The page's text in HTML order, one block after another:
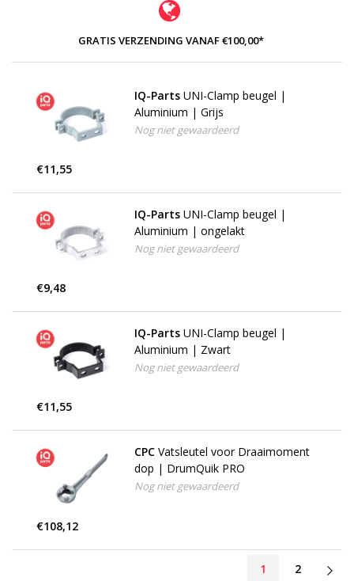
GRATIS VERZENDING VANAF €100,00*
IQ-Parts UNI-Clamp beugel |
Aluminium | Grijs
Nog niet gewaardeerd
€11,55
IQ-Parts UNI-Clamp beugel |
Aluminium | ongelakt
Nog niet gewaardeerd
€9,48
IQ-Parts UNI-Clamp beugel |
Aluminium | Zwart
Nog niet gewaardeerd
€11,55
CPC Vatsleutel voor Draaimoment
dop | DrumQuik PRO
Nog niet gewaardeerd
€108,12
1 2